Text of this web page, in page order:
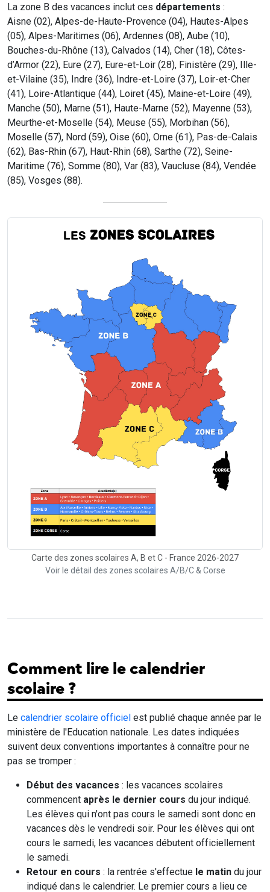
La zone B des vacances inclut ces départements :
Aisne (02), Alpes-de-Haute-Provence (04), Hautes-Alpes
(05), Alpes-Maritimes (06), Ardennes (08), Aube (10),
Bouches-du-Rhône (13), Calvados (14), Cher (18), Côtes-
d’Armor (22), Eure (27), Eure-et-Loir (28), Finistère (29), Ille-
et-Vilaine (35), Indre (36), Indre-et-Loire (37), Loir-et-Cher
(41), Loire-Atlantique (44), Loiret (45), Maine-et-Loire (49),
Manche (50), Marne (51), Haute-Marne (52), Mayenne (53),
Meurthe-et-Moselle (54), Meuse (55), Morbihan (56),
Moselle (57), Nord (59), Oise (60), Orne (61), Pas-de-Calais
(62), Bas-Rhin (67), Haut-Rhin (68), Sarthe (72), Seine-
Maritime (76), Somme (80), Var (83), Vaucluse (84), Vendée
(85), Vosges (88).
Carte des zones scolaires A, B et C - France 2026-2027
Voir le détail des zones scolaires A/B/C & Corse
Comment lire le calendrier
scolaire ?
Le calendrier scolaire officiel est publié chaque année par le
ministère de l'Education nationale. Les dates indiquées
suivent deux conventions importantes à connaître pour ne
pas se tromper :
Début des vacances : les vacances scolaires
commencent après le dernier cours du jour indiqué.
Les élèves qui n'ont pas cours le samedi sont donc en
vacances dès le vendredi soir. Pour les élèves qui ont
cours le samedi, les vacances débutent officiellement
le samedi.
Retour en cours : la rentrée s'effectue le matin du jour
indiqué dans le calendrier. Le premier cours a lieu ce